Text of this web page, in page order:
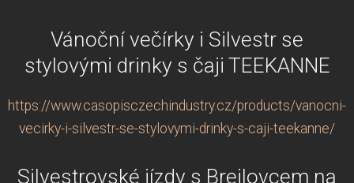
Vánoční večírky i Silvestr se
stylovými drinky s čaji TEEKANNE
https://www.casopisczechindustry.cz/products/vanocni-
vecirky-i-silvestr-se-stylovymi-drinky-s-caji-teekanne/
Silvestrovské jízdy s Brejlovcem na